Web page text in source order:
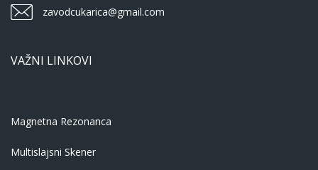
zavodcukarica@gmail.com
VAŽNI LINKOVI
Magnetna Rezonanca
Multislajsni Skener